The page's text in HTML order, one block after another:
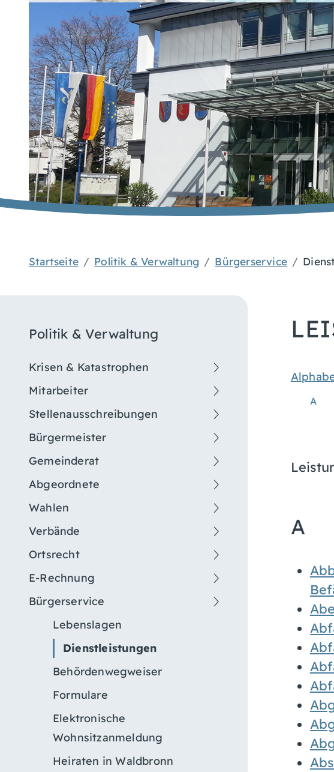
Startseite Politik & Verwaltung Bürgerservice
Politik & Verwaltung
Krisen & Katastrophen
Mitarbeiter
Stellenausschreibungen
Bürgermeister
Gemeinderat
Abgeordnete
Wahlen
Verbände
Ortsrecht
E-Rechnung
Bürgerservice
Lebenslagen
Dienstleistungen
Behördenwegweiser
Formulare
Elektronische
Wohnsitzanmeldung
Heiraten in Waldbronn
A
A